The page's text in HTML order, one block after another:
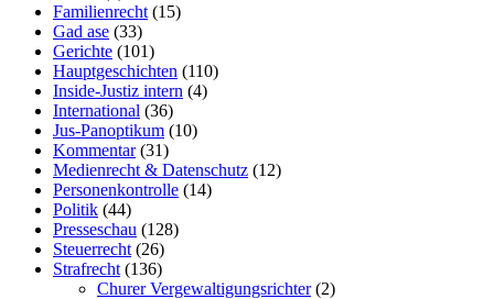
Familienrecht (15)
Gad ase (33)
Gerichte (101)
Hauptgeschichten (110)
Inside-Justiz intern (4)
International (36)
Jus-Panoptikum (10)
Kommentar(31)
Medienrecht & Datenschutz (12)
Personenkontrolle (14)
Politik (44)
Presseschau (128)
Steuerrecht (26)
Strafrecht (136)
Churer Vergewaltigungsrichter(2)